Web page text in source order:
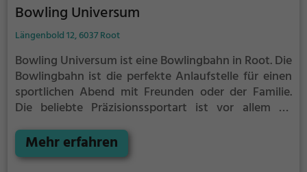
Bowling Universum
Längenbold 12, 6037 Root
Bowling Universum ist eine Bowlingbahn in Root.Die
Bowlingbahn ist die perfekte Anlaufstelle für einen
sportlichen Abend mit Freunden oder der Familie.
Die beliebte Präzisionssportart ist vor allem an
Freizeitbeschäftigung, sportliche Betätigung und
Wettbewerbscharakter inklusive.
Mehr erfahren